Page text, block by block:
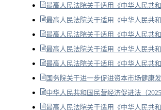
最高人民法院关于适用《中华人民共
最高人民法院关于适用《中华人民共
最高人民法院关于适用《中华人民共
最高人民法院关于适用《中华人民共
最高人民法院关于适用《中华人民共
国务院关于进一步促进资本市场健康
中华人民共和国民营经济促进法（2025
最高人民法院关于适用《中华人民共